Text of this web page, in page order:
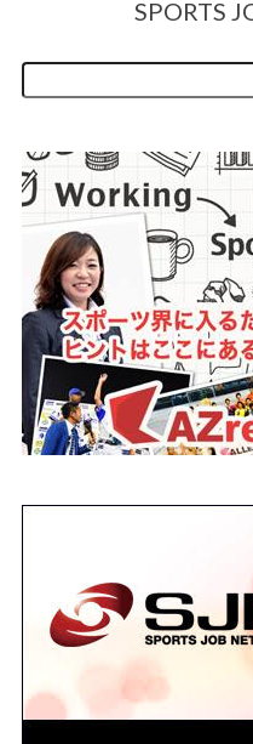
SPORTS